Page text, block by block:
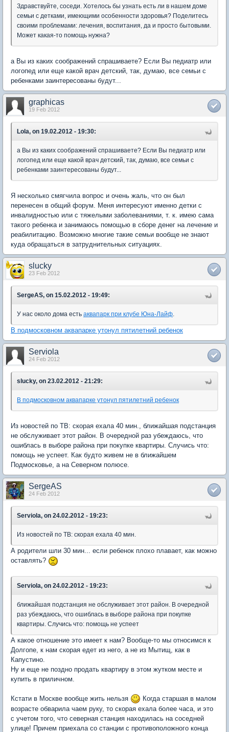
Здравствуйте, соседи. Хотелось бы узнать есть ли в нашем доме
семьи с детками, имеющими особенности здоровья? Поделитесь
своими проблемами: лечения, воспитания, да и просто бытовыми.
Может какая-то помощь нужна?
а Вы из каких соображений спрашиваете? Если Вы педиатр или
логопед или еще какой врач детский, так, думаю, все семьи с
ребенками заинтересованы будут...
graphicas
19 Feb 2012
Lola, on 19.02.2012 - 19:30:
а Вы из каких соображений спрашиваете? Если Вы педиатр или
логопед или еще какой врач детский, так, думаю, все семьи с
ребенками заинтересованы будут...
Я несколько смягчила вопрос и очень жаль, что он был
перенесен в общий форум. Меня интересуют именно детки с
инвалидностью или с тяжелыми заболеваниями, т. к. имею сама
такого ребенка и занимаюсь помощью в сборе денег на лечение и
реабилитацию. Возможно многие такие семьи вообще не знают
куда обращаться в затруднительных ситуациях.
slucky
23 Feb 2012
SergeAS, on 15.02.2012 - 19:49:
У нас около дома есть аквапарк при клубе Юна-Лайф.
В подмосковном аквапарке утонул пятилетний ребенок
Serviola
24 Feb 2012
slucky, on 23.02.2012 - 21:29:
В подмосковном аквапарке утонул пятилетний ребенок
Из новостей по ТВ: скорая ехала 40 мин., ближайшая подстанция
не обслуживает этот район. В очередной раз убеждаюсь, что
ошиблась в выборе района при покупке квартиры. Случись что:
помощь не успеет. Как будто живем не в ближайшем
Подмосковье, а на Северном полюсе.
SergeAS
24 Feb 2012
Serviola, on 24.02.2012 - 19:23:
Из новостей по ТВ: скорая ехала 40 мин.
А родители шли 30 мин... если ребенок плохо плавает, как можно
оставлять?
Serviola, on 24.02.2012 - 19:23:
ближайшая подстанция не обслуживает этот район. В очередной
раз убеждаюсь, что ошиблась в выборе района при покупке
квартиры. Случись что: помощь не успеет
А какое отношение это имеет к нам? Вообще-то мы относимся к
Долгопе, к нам скорая едет из него, а не из Мытищ, как в
Капустино.
Ну и еще не поздно продать квартиру в этом жутком месте и
купить в приличном.
Кстати в Москве вообще жить нельзя
Когда старшая в малом
возрасте обварила чаем руку, то скорая ехала более часа, и это
с учетом того, что северная станция находилась на соседней
улице! Причем приехала со станции с противоположного конца